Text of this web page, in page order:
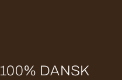
100% DANSK